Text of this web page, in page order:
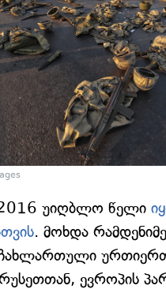
უიღბლო წელი
. მოხდა
ევროპის